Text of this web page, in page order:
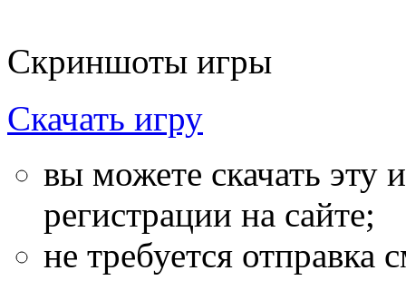
Скриншоты игры
Скачать игру
вы можете скачать эту
регистрации на сайте;
не требуется отправка